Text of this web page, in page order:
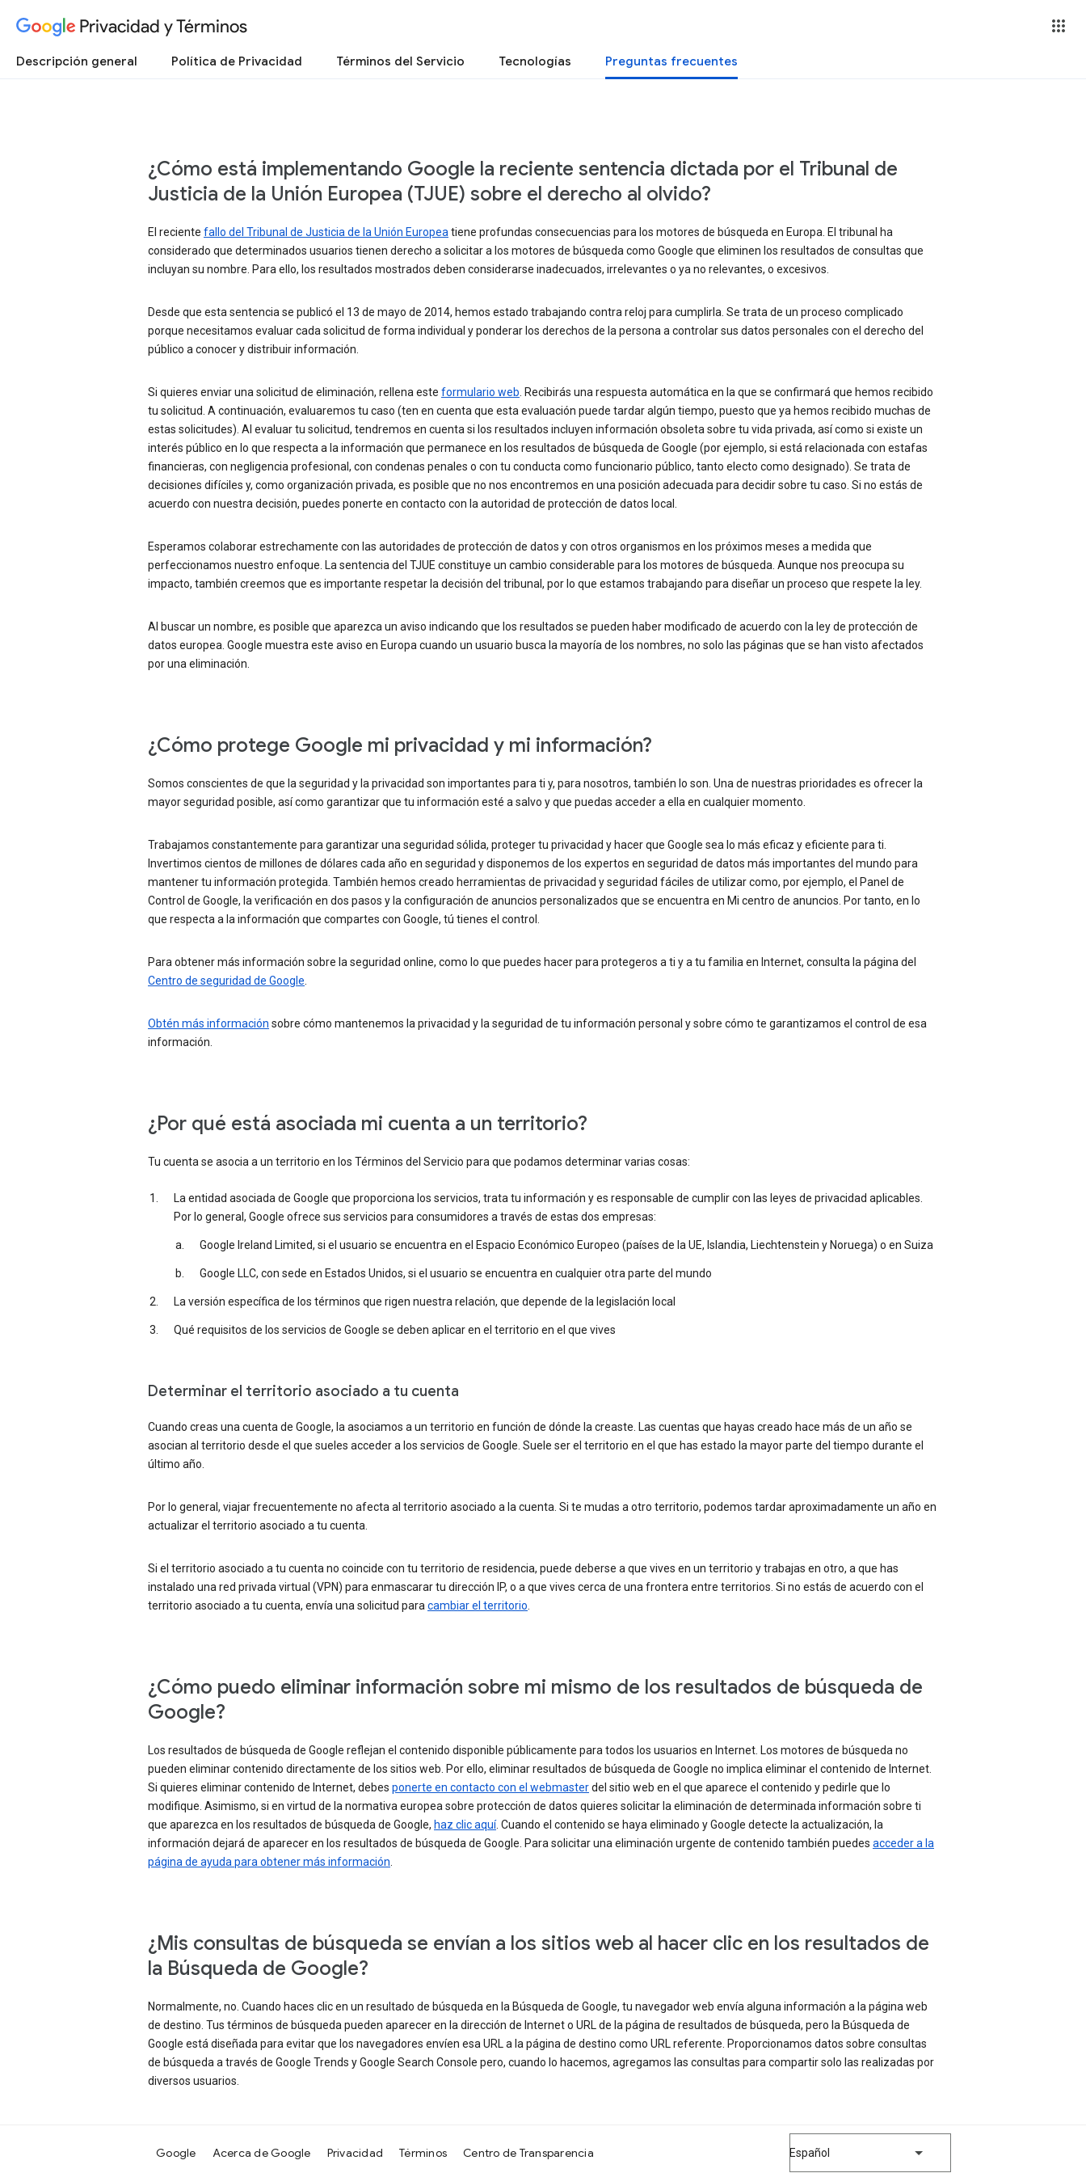
Privacidad y Términos
Descripción general Política de Privacidad Términos del Servicio Tecnologías Preguntas frecuentes
¿Cómo está implementando Google la reciente sentencia dictada por el Tribunal de
Justicia de la Unión Europea (TJUE) sobre el derecho al olvido?
El reciente fallo del Tribunal de Justicia de la Unión Europea tiene profundas consecuencias para los motores de búsqueda en Europa. El tribunal ha
considerado que determinados usuarios tienen derecho a solicitar a los motores de búsqueda como Google que eliminen los resultados de consultas que
incluyan su nombre. Para ello, los resultados mostrados deben considerarse inadecuados, irrelevantes o ya no relevantes, o excesivos.
Desde que esta sentencia se publicó el 13 de mayo de 2014, hemos estado trabajando contra reloj para cumplirla. Se trata de un proceso complicado
porque necesitamos evaluar cada solicitud de forma individual y ponderar los derechos de la persona a controlar sus datos personales con el derecho del
público a conocer y distribuir información.
Si quieres enviar una solicitud de eliminación, rellena este formulario web . Recibirás una respuesta automática en la que se confirmará que hemos recibido
tu solicitud. A continuación, evaluaremos tu caso (ten en cuenta que esta evaluación puede tardar algún tiempo, puesto que ya hemos recibido muchas de
estas solicitudes). Al evaluar tu solicitud, tendremos en cuenta si los resultados incluyen información obsoleta sobre tu vida privada, así como si existe un
interés público en lo que respecta a la información que permanece en los resultados de búsqueda de Google (por ejemplo, si está relacionada con estafas
financieras, con negligencia profesional, con condenas penales o con tu conducta como funcionario público, tanto electo como designado). Se trata de
decisiones difíciles y, como organización privada, es posible que no nos encontremos en una posición adecuada para decidir sobre tu caso. Si no estás de
acuerdo con nuestra decisión, puedes ponerte en contacto con la autoridad de protección de datos local.
Esperamos colaborar estrechamente con las autoridades de protección de datos y con otros organismos en los próximos meses a medida que
perfeccionamos nuestro enfoque. La sentencia del TJUE constituye un cambio considerable para los motores de búsqueda. Aunque nos preocupa su
impacto, también creemos que es importante respetar la decisión del tribunal, por lo que estamos trabajando para diseñar un proceso que respete la ley.
Al buscar un nombre, es posible que aparezca un aviso indicando que los resultados se pueden haber modificado de acuerdo con la ley de protección de
datos europea. Google muestra este aviso en Europa cuando un usuario busca la mayoría de los nombres, no solo las páginas que se han visto afectados
por una eliminación.
¿Cómo protege Google mi privacidad y mi información?
Somos conscientes de que la seguridad y la privacidad son importantes para ti y, para nosotros, también lo son. Una de nuestras prioridades es ofrecer la
mayor seguridad posible, así como garantizar que tu información esté a salvo y que puedas acceder a ella en cualquier momento.
Trabajamos constantemente para garantizar una seguridad sólida, proteger tu privacidad y hacer que Google sea lo más eficaz y eficiente para ti.
Invertimos cientos de millones de dólares cada año en seguridad y disponemos de los expertos en seguridad de datos más importantes del mundo para
mantener tu información protegida. También hemos creado herramientas de privacidad y seguridad fáciles de utilizar como, por ejemplo, el Panel de
Control de Google, la verificación en dos pasos y la configuración de anuncios personalizados que se encuentra en Mi centro de anuncios. Por tanto, en lo
que respecta a la información que compartes con Google, tú tienes el control.
Para obtener más información sobre la seguridad online, como lo que puedes hacer para protegeros a ti y a tu familia en Internet, consulta la página del
Centro de seguridad de Google
Obtén más información sobre cómo mantenemos la privacidad y la seguridad de tu información personal y sobre cómo te garantizamos el control de esa
información.
¿Por qué está asociada mi cuenta a un territorio?
Tu cuenta se asocia a un territorio en los Términos del Servicio para que podamos determinar varias cosas:
La entidad asociada de Google que proporciona los servicios, trata tu información y es responsable de cumplir con las leyes de privacidad aplicables.
Por lo general, Google ofrece sus servicios para consumidores a través de estas dos empresas:
Google Ireland Limited, si el usuario se encuentra en el Espacio Económico Europeo (países de la UE, Islandia, Liechtenstein y Noruega) o en Suiza
Google LLC, con sede en Estados Unidos, si el usuario se encuentra en cualquier otra parte del mundo
La versión específica de los términos que rigen nuestra relación, que depende de la legislación local
Qué requisitos de los servicios de Google se deben aplicar en el territorio en el que vives
Determinar el territorio asociado a tu cuenta
Cuando creas una cuenta de Google, la asociamos a un territorio en función de dónde la creaste. Las cuentas que hayas creado hace más de un año se
asocian al territorio desde el que sueles acceder a los servicios de Google. Suele ser el territorio en el que has estado la mayor parte del tiempo durante el
último año.
Por lo general, viajar frecuentemente no afecta al territorio asociado a la cuenta. Si te mudas a otro territorio, podemos tardar aproximadamente un año en
actualizar el territorio asociado a tu cuenta.
Si el territorio asociado a tu cuenta no coincide con tu territorio de residencia, puede deberse a que vives en un territorio y trabajas en otro, a que has
instalado una red privada virtual (VPN) para enmascarar tu dirección IP, o a que vives cerca de una frontera entre territorios. Si no estás de acuerdo con el
territorio asociado a tu cuenta, envía una solicitud para cambiar el territorio
¿Cómo puedo eliminar información sobre mi mismo de los resultados de búsqueda de
Google?
Los resultados de búsqueda de Google reflejan el contenido disponible públicamente para todos los usuarios en Internet. Los motores de búsqueda no
pueden eliminar contenido directamente de los sitios web. Por ello, eliminar resultados de búsqueda de Google no implica eliminar el contenido de Internet.
Si quieres eliminar contenido de Internet, debes ponerte en contacto con el webmasterdel sitio web en el que aparece el contenido y pedirle que lo
modifique. Asimismo, si en virtud de la normativa europea sobre protección de datos quieres solicitar la eliminación de determinada información sobre ti
que aparezca en los resultados de búsqueda de Google, haz clic aquí. Cuando el contenido se haya eliminado y Google detecte la actualización, la
información dejará de aparecer en los resultados de búsqueda de Google. Para solicitar una eliminación urgente de contenido también puedes acceder a la
página de ayuda para obtener más información
¿Mis consultas de búsqueda se envían a los sitios web al hacer clic en los resultados de
la Búsqueda de Google?
Normalmente, no. Cuando haces clic en un resultado de búsqueda en la Búsqueda de Google, tu navegador web envía alguna información a la página web
de destino. Tus términos de búsqueda pueden aparecer en la dirección de Internet o URL de la página de resultados de búsqueda, pero la Búsqueda de
Google está diseñada para evitar que los navegadores envíen esa URL a la página de destino como URL referente. Proporcionamos datos sobre consultas
de búsqueda a través de Google Trends y Google Search Console pero, cuando lo hacemos, agregamos las consultas para compartir solo las realizadas por
diversos usuarios.
Google Acerca de Google Privacidad Términos Centro de Transparencia Español